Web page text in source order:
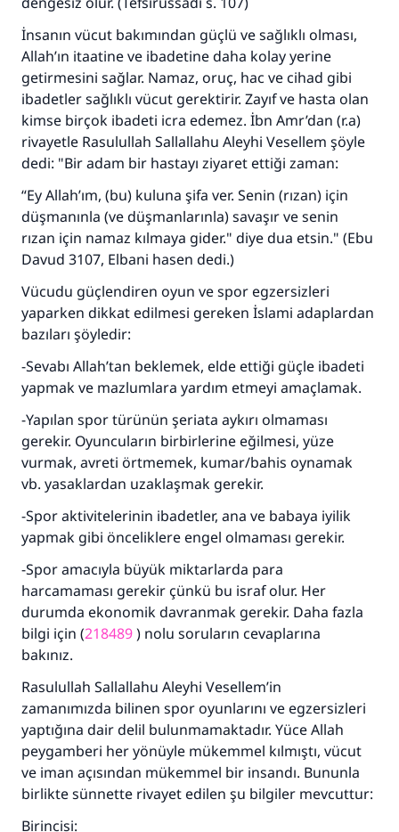
İnsanın vücut bakımından güçlü ve sağlıklı olması,
Allah’ın itaatine ve ibadetine daha kolay yerine
getirmesini sağlar. Namaz, oruç, hac ve cihad gibi
ibadetler sağlıklı vücut gerektirir. Zayıf ve hasta olan
kimse birçok ibadeti icra edemez. İbn Amr’dan (r.a)
rivayetle Rasulullah Sallallahu Aleyhi Vesellem şöyle
dedi: "Bir adam bir hastayı ziyaret ettiği zaman:
“Ey Allah’ım, (bu) kuluna şifa ver. Senin (rızan) için
düşmanınla (ve düşmanlarınla) savaşır ve senin
rızan için namaz kılmaya gider." diye dua etsin." (Ebu
Davud 3107, Elbani hasen dedi.)
Vücudu güçlendiren oyun ve spor egzersizleri
yaparken dikkat edilmesi gereken İslami adaplardan
bazıları şöyledir:
-Sevabı Allah’tan beklemek, elde ettiği güçle ibadeti
yapmak ve mazlumlara yardım etmeyi amaçlamak.
-Yapılan spor türünün şeriata aykırı olmaması
gerekir. Oyuncuların birbirlerine eğilmesi, yüze
vurmak, avreti örtmemek, kumar/bahis oynamak
vb. yasaklardan uzaklaşmak gerekir.
-Spor aktivitelerinin ibadetler, ana ve babaya iyilik
yapmak gibi önceliklere engel olmaması gerekir.
-Spor amacıyla büyük miktarlarda para
harcamaması gerekir çünkü bu israf olur. Her
durumda ekonomik davranmak gerekir. Daha fazla
bilgi için (218489) nolu soruların cevaplarına
bakınız.
Rasulullah Sallallahu Aleyhi Vesellem’in
zamanımızda bilinen spor oyunlarını ve egzersizleri
yaptığına dair delil bulunmamaktadır. Yüce Allah
peygamberi her yönüyle mükemmel kılmıştı, vücut
ve iman açısından mükemmel bir insandı. Bununla
birlikte sünnette rivayet edilen şu bilgiler mevcuttur:
Birincisi:
110845 Nolu Cevap, bir evliliği
kurtardı.